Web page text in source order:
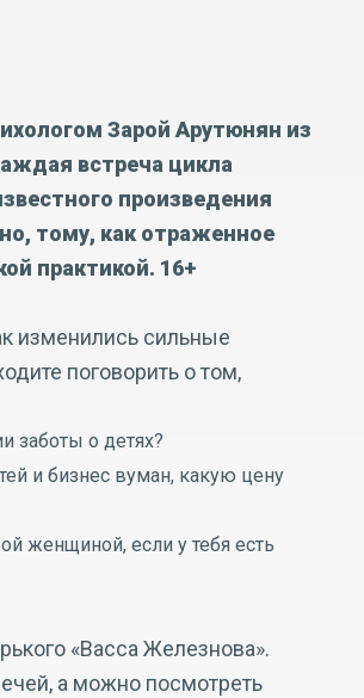
Зарой Арутюнян из
встреча цикла
произведения
тому, как отраженное
практикой. 16+
изменились сильные
поговорить о том,
заботы о детях?
и бизнес вуман, какую цену
женщиной, если у тебя есть
«Васса Железнова».
а можно посмотреть